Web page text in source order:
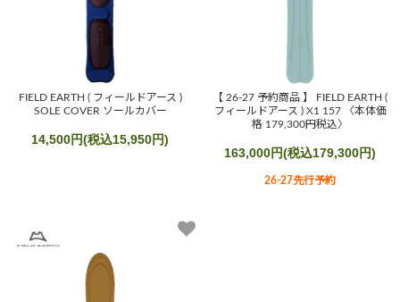
FIELD EARTH ( フィールドアース )
SOLE COVER ソールカバー
14,500円(税込15,950円)
【 26-27 予約商品 】 FIELD EARTH (
フィールドアース ) X1 157 〈本体価
格 179,300円税込〉
163,000円(税込179,300円)
26-27先行予約